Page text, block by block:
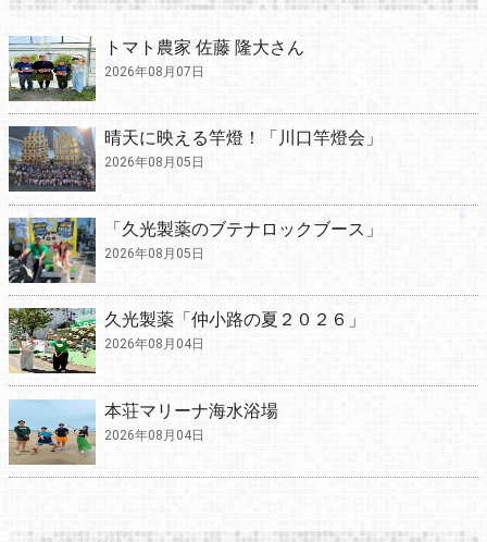
トマト農家 佐藤 隆大さん
2026年08月07日
晴天に映える竿燈！「川口竿燈会」
2026年08月05日
「久光製薬のブテナロックブース」
2026年08月05日
久光製薬「仲小路の夏２０２６」
2026年08月04日
本荘マリーナ海水浴場
2026年08月04日